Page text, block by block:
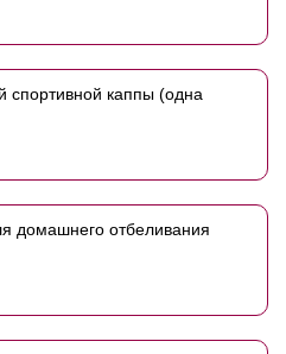
спортивной каппы (одна
домашнего отбеливания